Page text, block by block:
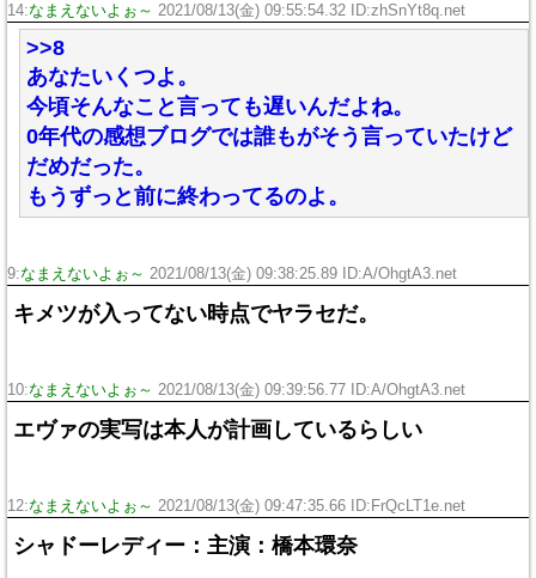
14:なまえないよぉ～ 2021/08/13(金) 09:55:54.32 ID:zhSnYt8q.net
>>8
あなたいくつよ。
今頃そんなこと言っても遅いんだよね。
0年代の感想ブログでは誰もがそう言っていたけど
だめだった。
もうずっと前に終わってるのよ。
9:なまえないよぉ～ 2021/08/13(金) 09:38:25.89 ID:A/OhgtA3.net
キメツが入ってない時点でヤラセだ。
10:なまえないよぉ～ 2021/08/13(金) 09:39:56.77 ID:A/OhgtA3.net
エヴァの実写は本人が計画しているらしい
12:なまえないよぉ～ 2021/08/13(金) 09:47:35.66 ID:FrQcLT1e.net
シャドーレディー：主演：橋本環奈